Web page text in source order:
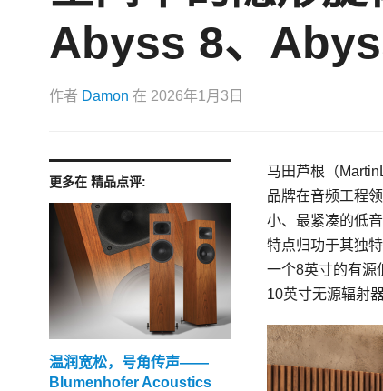
Abyss 8、
作者 Damon 在 2026年1月3日
更多在 精品点评:
温润宽松，号角传声——
Blumenhofer Acoustics
马田芦根（
品牌在音频工程
小、最紧凑的低
特点归功于其独
一个8英寸的有源
10英寸无源辐射